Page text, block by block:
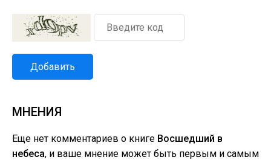
Добавить
МНЕНИЯ
Еще нет комментариев о книге Восшедший в
небеса, и ваше мнение может быть первым и самым